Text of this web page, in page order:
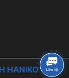
HANIKO VIỆT